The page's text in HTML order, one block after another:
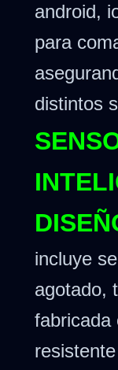
android,
para
distintos
incluye
agotado,
fabricada